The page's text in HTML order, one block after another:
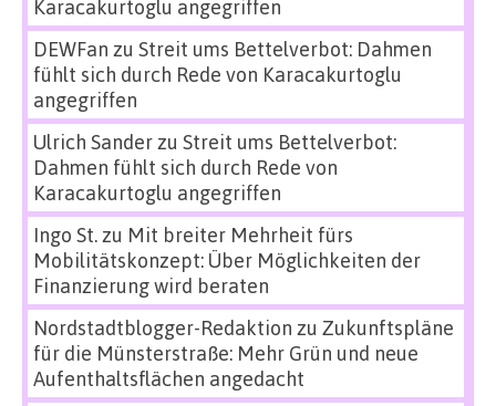
Karacakurtoglu angegriffen
DEWFan zu Streit ums Bettelverbot: Dahmen
fühlt sich durch Rede von Karacakurtoglu
angegriffen
Ulrich Sanderzu Streit ums Bettelverbot:
Dahmen fühlt sich durch Rede von
Karacakurtoglu angegriffen
Ingo St.zu Mit breiter Mehrheit fürs
Mobilitätskonzept: Über Möglichkeiten der
Finanzierung wird beraten
Nordstadtblogger-Redaktion zu Zukunftspläne
für die Münsterstraße: Mehr Grün und neue
Aufenthaltsflächen angedacht